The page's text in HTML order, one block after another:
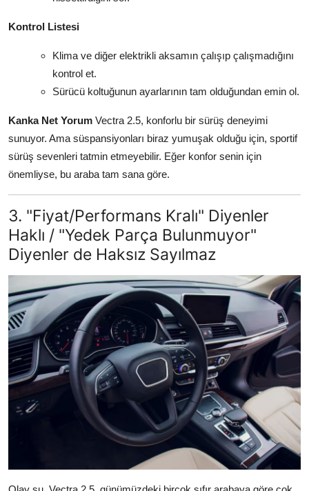
Kontrol Listesi
Klima ve diğer elektrikli aksamın çalışıp çalışmadığını
kontrol et.
Sürücü koltuğunun ayarlarının tam olduğundan emin ol.
Kanka Net Yorum Vectra 2.5, konforlu bir sürüş deneyimi
sunuyor. Ama süspansiyonları biraz yumuşak olduğu için, sportif
sürüş sevenleri tatmin etmeyebilir. Eğer konfor senin için
önemliyse, bu araba tam sana göre.
3. "Fiyat/Performans Kralı" Diyenler
Haklı / "Yedek Parça Bulunmuyor"
Diyenler de Haksız Sayılmaz